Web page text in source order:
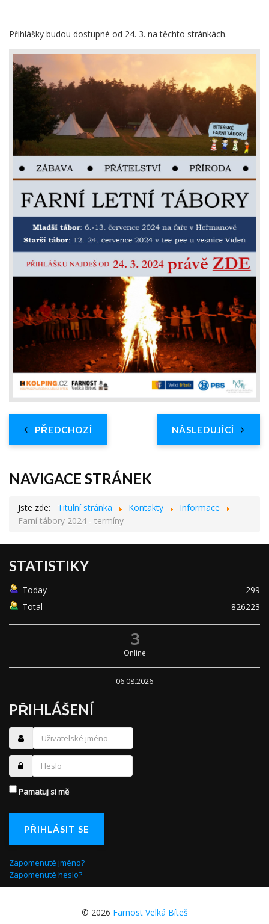
Přihlášky budou dostupné od 24. 3. na těchto stránkách.
PŘEDCHOZÍ NÁSLEDUJÍCÍ
NAVIGACE STRÁNEK
Jste zde: Titulní stránka Kontakty
Informace
Farní tábory 2024 - termíny
STATISTIKY
Today
299
Total
826223
3
Online
06.08.2026
PŘIHLÁŠENÍ
Pamatuj si mě
PŘIHLÁSIT SE
Zapomenuté jméno?
Zapomenuté heslo?
© 2026 Farnost Velká Bíteš